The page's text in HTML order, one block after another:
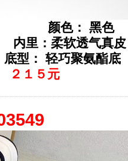
３ 颜色： 黑色
里：柔软透气真皮
： 轻巧聚氨酯底
２１５元